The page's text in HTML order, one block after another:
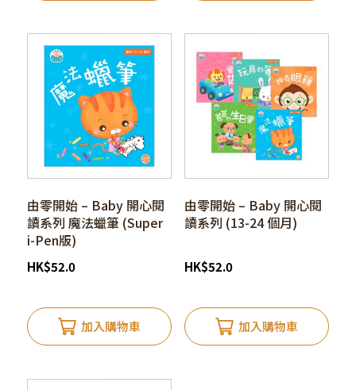
由零開始 – Baby 開心閱
讀系列 魔法蠟筆 (Super
i-Pen版)
HK$52.0
加入購物車
由零開始 – Baby 開心閱
讀系列 (13-24 個月)
HK$52.0
加入購物車